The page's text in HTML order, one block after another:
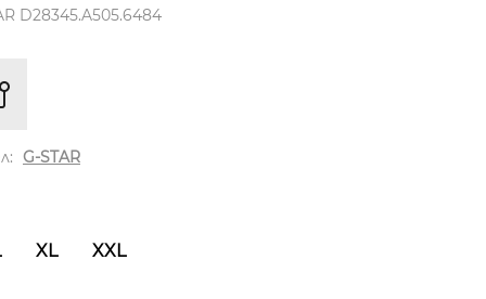
D28345.A505.6484
G-STAR
XL XXL